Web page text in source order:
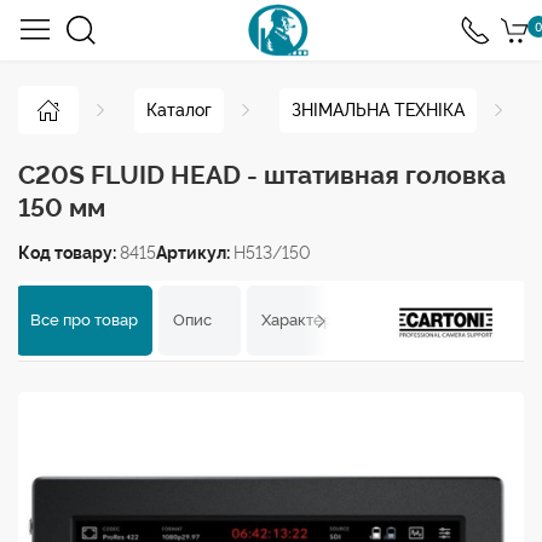
0
Каталог ЗНІМАЛЬНА ТЕХНІКА
C20S FLUID HEAD - штативная головка
150 мм
Код товару:8415Артикул: H513/150
Все про товар Опис Характеристики Відгуки